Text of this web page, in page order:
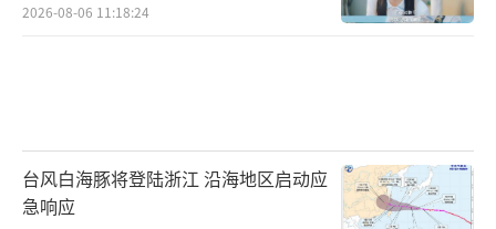
2026-08-06 11:18:24
台风白海豚将登陆浙江 沿海地区启动应
急响应